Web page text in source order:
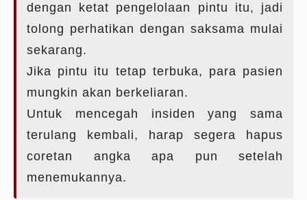
dengan ketat pengelolaan pintu itu, jadi
tolong perhatikan dengan saksama mulai
sekarang.
Jika pintu itu tetap terbuka, para pasien
mungkin akan berkeliaran.
Untuk mencegah insiden yang sama
terulang kembali, harap segera hapus
coretan angka apa pun setelah
menemukannya.